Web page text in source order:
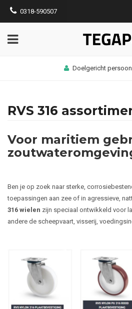
0318-590507
Doelgericht
RVS 316
Voor maritiem
Ben je op zoek naar sterke,
toepassingen aan zee of in agressieve,
316 wielen zijn speciaal ontwikkeld voor
andere de scheepvaart, visserij,